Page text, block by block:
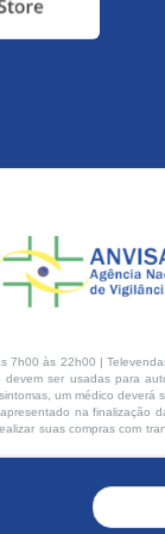
7h00 às 22h00 |
ser usadas para
um médico deverá
na finalização
suas compras com